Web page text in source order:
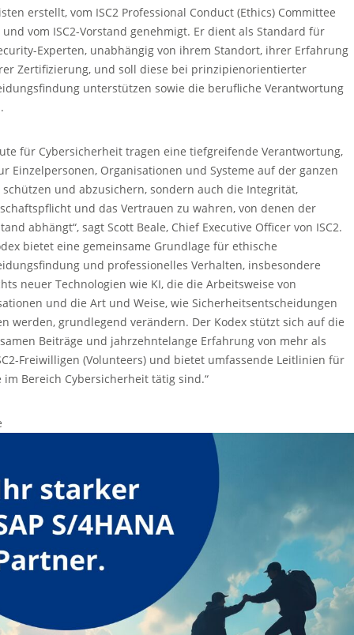
erstellt, vom ISC2 Professional Conduct (Ethics) Committee
vom ISC2-Vorstand genehmigt. Er dient als Standard für
Experten, unabhängig von ihrem Standort, ihrer Erfahrung
Zertifizierung, und soll diese bei prinzipienorientierter
unterstützen sowie die berufliche Verantwortung
für Cybersicherheit tragen eine tiefgreifende Verantwortung,
Einzelpersonen, Organisationen und Systeme auf der ganzen
schützen und abzusichern, sondern auch die Integrität,
und das Vertrauen zu wahren, von denen der
abhängt“, sagt Scott Beale, Chief Executive Officer von ISC2.
bietet eine gemeinsame Grundlage für ethische
und professionelles Verhalten, insbesondere
neuer Technologien wie KI, die die Arbeitsweise von
und die Art und Weise, wie Sicherheitsentscheidungen
werden, grundlegend verändern. Der Kodex stützt sich auf die
Beiträge und jahrzehntelange Erfahrung von mehr als
Freiwilligen (Volunteers) und bietet umfassende Leitlinien für
im Bereich Cybersicherheit tätig sind.“